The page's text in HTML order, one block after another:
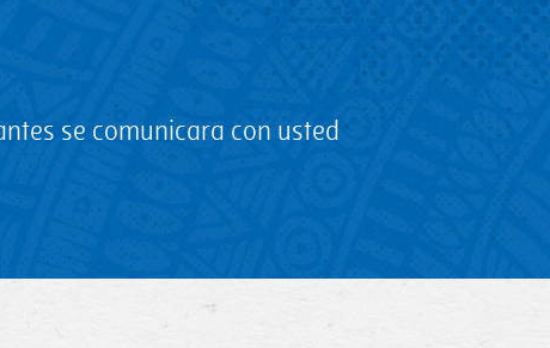
se comunicara con usted